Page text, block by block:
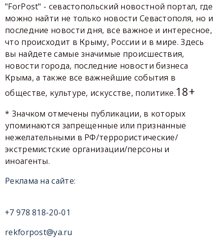
"ForPost" - севастопольский новостной портал, где
можно найти не только новости Севастополя, но и
последние новости дня, все важное и интересное,
что происходит в Крыму, России и в мире. Здесь
вы найдете самые значимые происшествия,
новости города, последние новости бизнеса
Крыма, а также все важнейшие события в
обществе, культуре, искусстве, политике.18+
* Значком отмечены публикации, в которых
упоминаются запрещенные или признанные
нежелательными в РФ/террористические/
экстремистские организации/персоны и
иноагенты.
Реклама на сайте:
+7 978 818-20-01
rekforpost@ya.ru